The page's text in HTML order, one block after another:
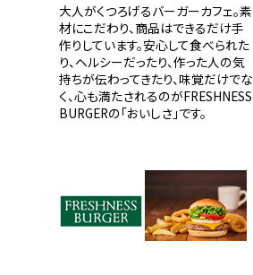
大人がくつろげるバーガーカフェ。素
材にこだわり、商品はできるだけ手
作りしています。安心して食べられた
り、ヘルシーだったり、作った人の気
持ちが伝わってきたり、味覚だけでな
く、心も満たされるのがFRESHNESS
BURGERの「おいしさ」です。